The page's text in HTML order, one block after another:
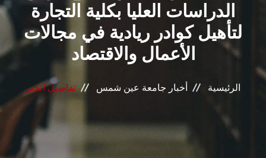
البحث العلمي
الرعاية الصحية
المراكز والوحدات
الأنظمة الذكية
الإعلام
الدراسات العليا بكلية التجارة
لتأهيل كوادر ريادية في مجالات
الأعمال والاقتصاد
الرئيسية أخبار جامعة عين شمس تفاصيل الخبر